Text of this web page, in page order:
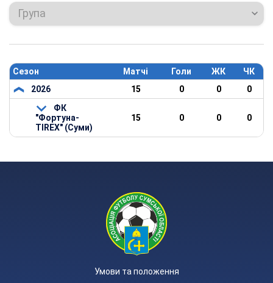
Група
Сезон Матчі Голи ЖК
ЧК
2026
15 0 0
0
ФК
"Фортуна-
TIREX" (Суми)
15 0 0 0
Умови та положення